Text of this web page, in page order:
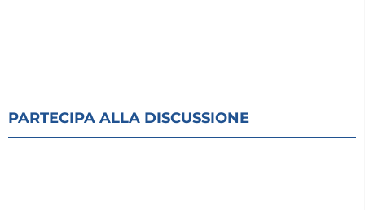
PARTECIPA ALLA DISCUSSIONE